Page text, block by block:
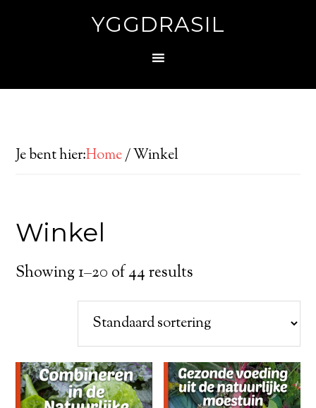
YGGDRASIL
Je bent hier:Home/Winkel
Winkel
Showing 1–20 of 44 results